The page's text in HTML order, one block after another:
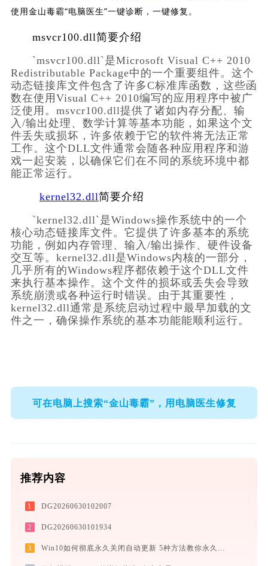
使用金山毒霸“电脑医生”一键诊断，一键修复。
msvcr100.dll简要介绍
Redistributable Package中的一个重要组件。这个
动态链接库文件包含了许多C标准库函数，这些函
数在使用Visual C++ 2010编写的应用程序中被广
泛使用。msvcr100.dll提供了诸如内存分配、输
入/输出处理、数学计算等基本功能，如果这个文
件丢失或损坏，许多依赖于它的软件将无法正常
工作。这个DLL文件通常会随各种应用程序和游
戏一起安装，以确保它们在不同的系统环境中都
能正常运行。
kernel32.dll简要介绍
核心动态链接库文件。它提供了许多基本的系统
功能，例如内存管理、输入/输出操作、硬件设备
交互等。kernel32.dll是Windows内核的一部分，
几乎所有的Windows程序都依赖于这个DLL文件
来执行基本操作。这个文件的损坏或丢失会导致
系统崩溃或各种运行时错误。由于其重要性，
kernel32.dll通常是系统启动过程中最早加载的文
件之一，确保操作系统的基本功能能顺利运行。
可在电脑上搜索“金山毒霸”，用电脑医生修复
推荐内容
1 DG20260630102007
2 DG20260630101934
3 Win10如何彻底永久关闭自动更新 5种方法教你永久关闭win10自动更新